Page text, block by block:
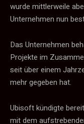
wurde mittlerweile
Unternehmen nun
Das Unternehmen
Projekte im
seit über einem
mehr gegeben hat.
Ubisoft kündigte
mit dem